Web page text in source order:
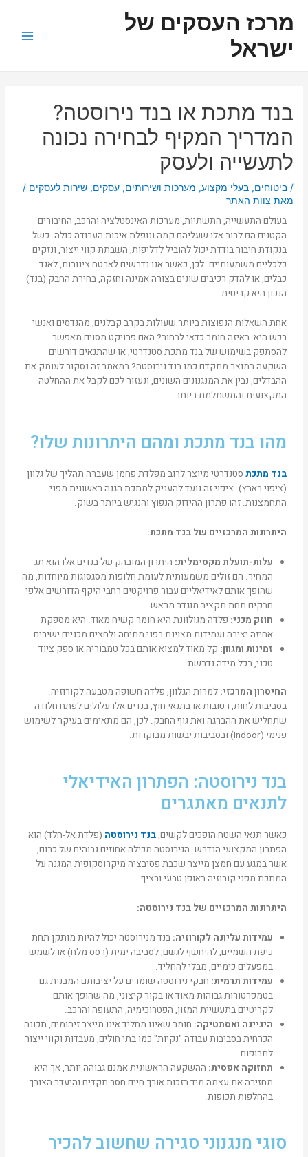
לתוכןמרכז העסקים של
ישראל
בנד מתכת או בנד נירוסטה?
המדריך המקיף לבחירה נכונה
לתעשייה ולעסק
/ביטוחים,בעלי מקצוע, מערכות ושירותים,עסקים,שירות לעסקים /
מאת צוות האתר
בעולם התעשייה, התשתיות, מערכות האינסטלציה והרכב, החיבורים
הקטנים הם לרוב אלו שעליהם קמה ונופלת איכות העבודה כולה. כשל
בנקודת חיבור בודדת יכול להוביל לדליפות, השבתת קווי ייצור, ונזקים
כלכליים משמעותיים. לכן, כאשר אנו נדרשים לאבטח צינורות, לאגד
כבלים, או להדק רכיבים שונים בצורה אמינה וחזקה, בחירת החבק (בנד)
הנכון היא קריטית.
אחת השאלות הנפוצות ביותר שעולות בקרב קבלנים, מהנדסים ואנשי
רכש היא: באיזה חומר כדאי לבחור? האם פרויקט מסוים מאפשר
להסתפק בשימוש של בנד מתכת סטנדרטי, או שהתנאים דורשים
השקעה במוצר מתקדם כמו בנד נירוסטה? במאמר זה נסקור לעומק את
ההבדלים, נבין את המנגנונים השונים, ונעזור לכם לקבל את ההחלטה
המקצועית והמשתלמת ביותר.
מהו בנד מתכת ומהם היתרונות שלו?
בנד מתכת סטנדרטי מיוצר לרוב מפלדת פחמן שעברה תהליך של גלוון
(ציפוי באבץ). ציפוי זה נועד להעניק למתכת הגנה ראשונית מפני
התחמצנות. זהו פתרון ההידוק הנפוץ והנגיש ביותר בשוק.
היתרונות המרכזיים של בנד מתכת:
עלות-תועלת מקסימלית: היתרון המובהק של בנדים אלו הוא תג
המחיר. הם זולים משמעותית לעומת חלופות מסגסוגות מיוחדות, מה
שהופך אותם לאידיאליים עבור פרויקטים רחבי היקף הדורשים אלפי
חבקים תחת תקציב מוגדר מראש.
חוזק מכני: פלדה מגולוונת היא חומר קשיח מאוד. היא מספקת
אחיזה יציבה ועמידות מצוינת בפני מתיחה ולחצים מכניים ישירים.
זמינות ומגוון: קל מאוד למצוא אותם בכל טמבוריה או ספק ציוד
טכני, בכל מידה נדרשת.
החיסרון המרכזי: למרות הגלוון, פלדה חשופה מטבעה לקורוזיה.
בסביבות לחות, רטובות או בתנאי חוץ, בנדים אלו עלולים לפתח חלודה
שתחליש את ההברגה ואת גוף החבק. לכן, הם מתאימים בעיקר לשימוש
פנימי (Indoor) ובסביבות יבשות מבוקרות.
בנד נירוסטה: הפתרון האידיאלי
לתנאים מאתגרים
כאשר תנאי השטח הופכים לקשים,בנד נירוסטה (פלדת אל-חלד) הוא
הפתרון המקצועי הנדרש. הנירוסטה מכילה אחוזים גבוהים של כרום,
אשר במגע עם חמצן מייצר שכבת פסיבציה מיקרוסקופית המגנה על
המתכת מפני קורוזיה באופן טבעי ורציף.
היתרונות המרכזיים של בנד נירוסטה:
עמידות עליונה לקורוזיה: בנד מנירוסטה יכול להיות מותקן תחת
כיפת השמיים, להיחשף לגשם, לסביבה ימית (רסס מלח) או לשמש
במפעלים כימיים, מבלי להחליד.
עמידות תרמית: חבקי נירוסטה שומרים על יציבותם המבנית גם
בטמפרטורות גבוהות מאוד או בקור קיצוני, מה שהופך אותם
לקריטיים בתעשיית המזון, הפטרוכימיה, התעופה והרכב.
היגיינה ואסתטיקה: חומר שאינו מחליד אינו מייצר זיהומים, תכונה
הכרחית בסביבות עבודה "נקיות" כמו בתי חולים, מעבדות וקווי ייצור
לתרופות.
תחזוקה אפסית: ההשקעה הראשונית אמנם גבוהה יותר, אך היא
מחזירה את עצמה מיד בזכות אורך חיים חסר תקדים והיעדר הצורך
בהחלפות תכופות.
סוגי מנגנוני סגירה שחשוב להכיר